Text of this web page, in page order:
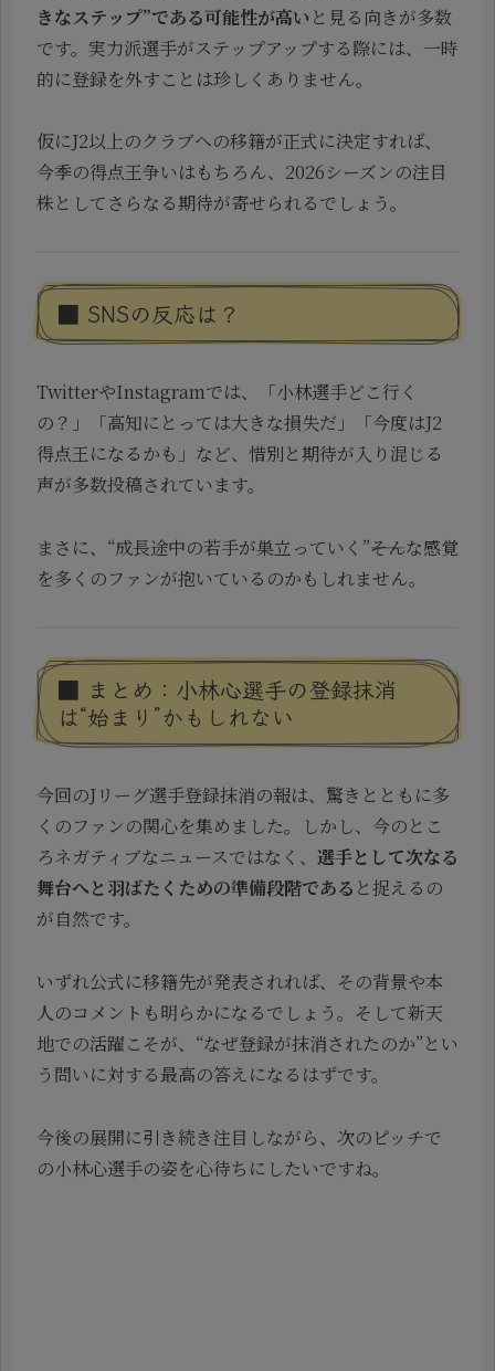
きなステップ”である可能性が高いと見る向きが多数
です。実力派選手がステップアップする際には、一時
的に登録を外すことは珍しくありません。
仮にJ2以上のクラブへの移籍が正式に決定すれば、
今季の得点王争いはもちろん、2026シーズンの注目
株としてさらなる期待が寄せられるでしょう。
■ SNSの反応は？
TwitterやInstagramでは、「小林選手どこ行く
の？」「高知にとっては大きな損失だ」「今度はJ2
得点王になるかも」など、惜別と期待が入り混じる
声が多数投稿されています。
まさに、“成長途中の若手が巣立っていく”――そんな感覚
を多くのファンが抱いているのかもしれません。
■ まとめ：小林心選手の登録抹消
は“始まり”かもしれない
今回のJリーグ選手登録抹消の報は、驚きとともに多
くのファンの関心を集めました。しかし、今のとこ
ろネガティブなニュースではなく、 選手として次なる
舞台へと羽ばたくための準備段階である と捉えるの
が自然です。
いずれ公式に移籍先が発表されれば、その背景や本
人のコメントも明らかになるでしょう。そして新天
地での活躍こそが、“なぜ登録が抹消されたのか”とい
う問いに対する最高の答えになるはずです。
今後の展開に引き続き注目しながら、次のピッチで
の小林心選手の姿を心待ちにしたいですね。